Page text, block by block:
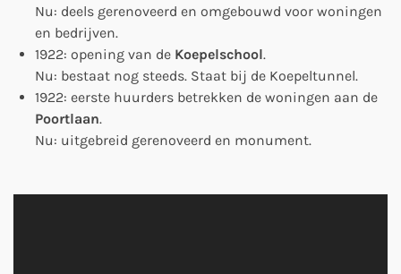
Nu: deels gerenoveerd en omgebouwd voor woningen
en bedrijven.
1922: opening van de Koepelschool.
Nu: bestaat nog steeds. Staat bij de Koepeltunnel.
1922: eerste huurders betrekken de woningen aan de
Poortlaan.
Nu: uitgebreid gerenoveerd en monument.